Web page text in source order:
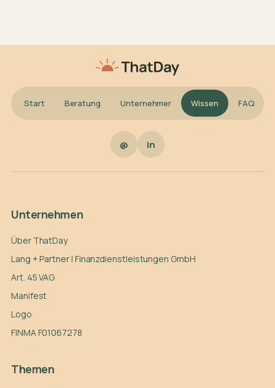
Start Beratung Unternehmer Wissen FAQ
@ in
Unternehmen
Über ThatDay
Lang + Partner | Finanzdienstleistungen GmbH
Art. 45 VAG
Manifest
Logo
FINMA F01067278
Themen